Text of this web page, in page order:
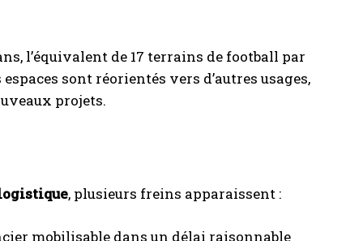
l’équivalent de 17 terrains de football par
sont réorientés vers d’autres usages,
projets.
, plusieurs freins apparaissent :
mobilisable dans un délai raisonnable